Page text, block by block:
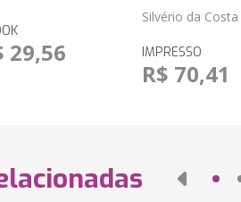
29,56
Silvério da
IMPRESSO
R$ 70,41